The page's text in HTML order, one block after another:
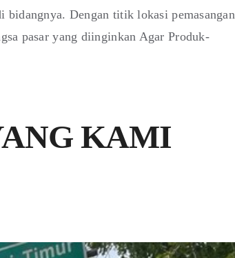
Dengan titik lokasi pemasangan
pasar yang diinginkan Agar Produk-
KAMI